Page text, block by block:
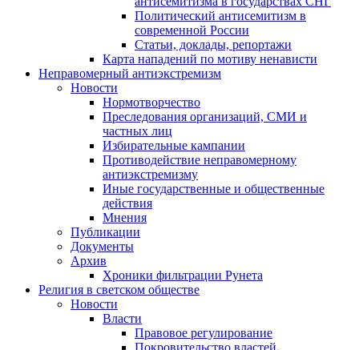
Политический антисемитизм в
современной России
Статьи, доклады, репортажи
Карта нападений по мотиву ненависти
Неправомерный антиэкстремизм
Новости
Нормотворчество
Преследования организаций, СМИ и
частных лиц
Избирательные кампании
Противодействие неправомерному
антиэкстремизму
Иные государственные и общественные
действия
Мнения
Публикации
Документы
Архив
Хроники фильтрации Рунета
Религия в светском обществе
Новости
Власти
Правовое регулирование